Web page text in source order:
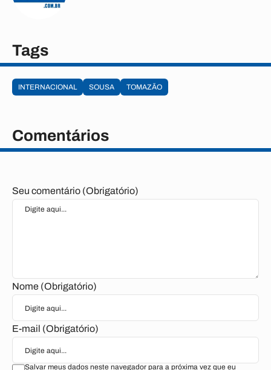
Tags
INTERNACIONAL SOUSA TOMAZÃO
Comentários
Seu comentário (Obrigatório)
Nome (Obrigatório)
E-mail (Obrigatório)
Salvar meus dados neste navegador para a próxima vez que eu